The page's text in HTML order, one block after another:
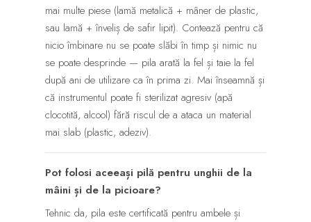
mai multe piese (lamă metalică + mâner de plastic,
sau lamă + înveliș de safir lipit). Contează pentru că
nicio îmbinare nu se poate slăbi în timp și nimic nu
se poate desprinde — pila arată la fel și taie la fel
după ani de utilizare ca în prima zi. Mai înseamnă și
că instrumentul poate fi sterilizat agresiv (apă
clocotită, alcool) fără riscul de a ataca un material
mai slab (plastic, adeziv).
Pot folosi aceeași pilă pentru unghii de la
mâini și de la picioare?
Tehnic da, pila este certificată pentru ambele și